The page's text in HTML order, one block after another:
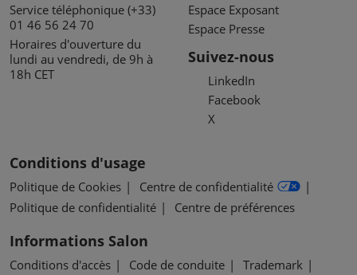
Service téléphonique (+33)
01 46 56 24 70
Horaires d'ouverture du
lundi au vendredi, de 9h à
18h CET
Espace Exposant
Espace Presse
Suivez-nous
LinkedIn
Facebook
X
Conditions d'usage
Politique de Cookies
Centre de confidentialité
Politique de confidentialité
Centre de préférences
Informations Salon
Conditions d'accès Code de conduite
Trademark